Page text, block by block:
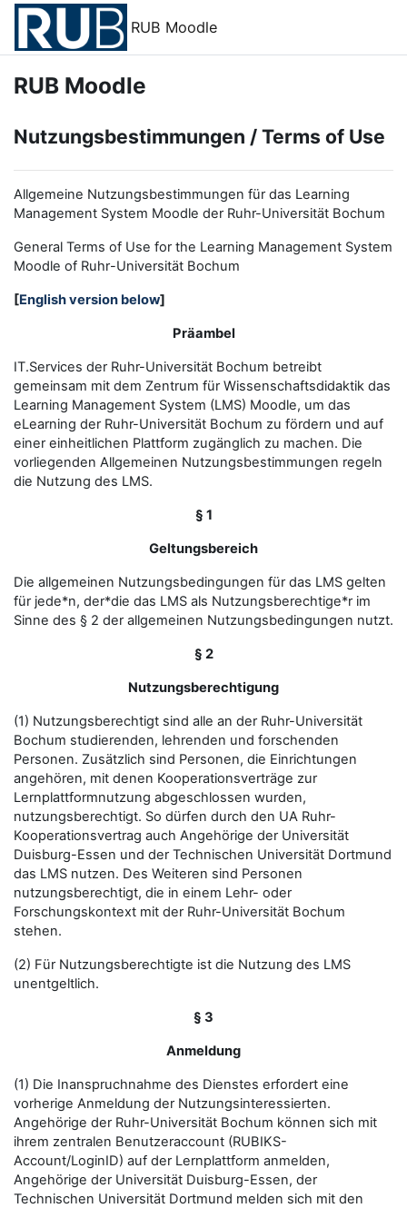
Zum Hauptinhalt
RUB Moodle
RUB Moodle
Nutzungsbestimmungen / Terms of Use
Allgemeine Nutzungsbestimmungen für das Learning
Management System Moodle der Ruhr-Universität Bochum
General Terms of Use for the Learning Management System
Moodle of Ruhr-Universität Bochum
[English version below]
Präambel
IT.Services der Ruhr-Universität Bochum betreibt
gemeinsam mit dem Zentrum für Wissenschaftsdidaktik das
Learning Management System (LMS) Moodle, um das
eLearning der Ruhr-Universität Bochum zu fördern und auf
einer einheitlichen Plattform zugänglich zu machen. Die
vorliegenden Allgemeinen Nutzungsbestimmungen regeln
die Nutzung des LMS.
§ 1
Geltungsbereich
Die allgemeinen Nutzungsbedingungen für das LMS gelten
für jede*n, der*die das LMS als Nutzungsberechtige*r im
Sinne des § 2 der allgemeinen Nutzungsbedingungen nutzt.
§ 2
Nutzungsberechtigung
(1) Nutzungsberechtigt sind alle an der Ruhr-Universität
Bochum studierenden, lehrenden und forschenden
Personen. Zusätzlich sind Personen, die Einrichtungen
angehören, mit denen Kooperationsverträge zur
Lernplattformnutzung abgeschlossen wurden,
nutzungsberechtigt. So dürfen durch den UA Ruhr-
Kooperationsvertrag auch Angehörige der Universität
Duisburg-Essen und der Technischen Universität Dortmund
das LMS nutzen. Des Weiteren sind Personen
nutzungsberechtigt, die in einem Lehr- oder
Forschungskontext mit der Ruhr-Universität Bochum
stehen.
(2) Für Nutzungsberechtigte ist die Nutzung des LMS
unentgeltlich.
§ 3
Anmeldung
(1) Die Inanspruchnahme des Dienstes erfordert eine
vorherige Anmeldung der Nutzungsinteressierten.
Angehörige der Ruhr-Universität Bochum können sich mit
ihrem zentralen Benutzeraccount (RUBIKS-
Account/LoginID) auf der Lernplattform anmelden,
Angehörige der Universität Duisburg-Essen, der
Technischen Universität Dortmund melden sich mit den